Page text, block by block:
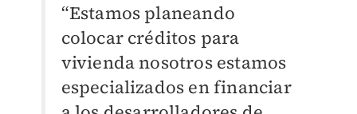
“Estamos planeando
colocar créditos para
vivienda nosotros estamos
especializados en financiar